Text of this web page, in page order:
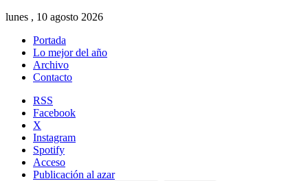
lunes , 10 agosto 2026
Portada
Lo mejor del año
Archivo
Contacto
RSS
Facebook
X
Instagram
Spotify
Acceso
Publicación al azar